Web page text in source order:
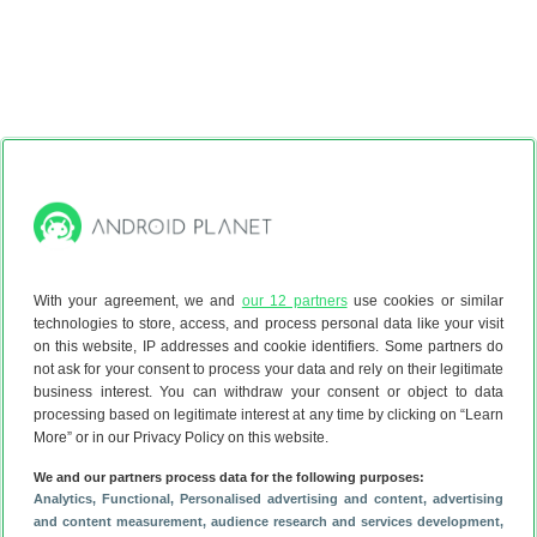
With your agreement, we and our 12 partnersuse cookies or similar
technologies to store, access, and process personal data like your visit
on this website, IP addresses and cookie identifiers. Some partners do
not ask for your consent to process your data and rely on their legitimate
business interest. You can withdraw your consent or object to data
processing based on legitimate interest at any time by clicking on “Learn
More” or in our Privacy Policy on this website.
We and our partners process data for the following purposes:
Analytics, Functional, Personalised advertising and content, advertising
and content measurement, audience research and services development,
Naar verwachting presenteert Samsung zijn nieuwe
vlaggenschepen in februari, tijdens het Mobile World
Congress 2019 (25 – 28 februari). De release volgt dan
mogelijk een maand later. Dit komt overeen met dit jaar: de
Galaxy S9 en S9 Plus werden tijdens het Mobile World
Tip:volg het laatste nieuws over de Galaxy S10 (Plus) door
deAndroid Planet-app te downloaden .